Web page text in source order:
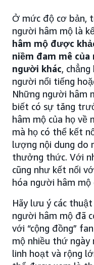
Ở mức độ cơ bản,
người hâm mộ là
hâm mộ được
niềm đam mê
người khác,
người nổi tiếng
Những người hâm
biết có sự tăng
hâm mộ của họ về
mà họ có thể kết
lượng nội dung do
thưởng thức. Với
cũng như kết nối
hóa người hâm
Hãy lưu ý các
người hâm mộ đã
với “cộng đồng”
mộ nhiều thứ ngày
linh hoạt và rộng